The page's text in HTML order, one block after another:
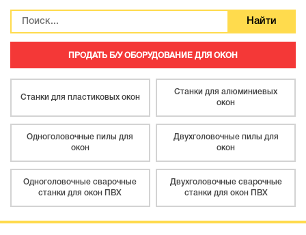
ПРОДАТЬ Б/У ОБОРУДОВАНИЕ ДЛЯ ОКОН
Станки для пластиковых окон
Станки для алюминиевых
окон
Одноголовочные пилы для
окон
Двухголовочные пилы для
окон
Одноголовочные сварочные
станки для окон ПВХ
Двухголовочные сварочные
станки для окон ПВХ